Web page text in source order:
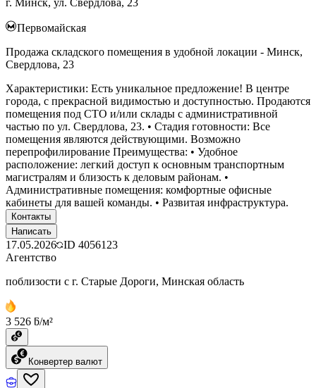
г. Минск, ул. Свердлова, 23
Первомайская
Продажа складского помещения в удобной локации - Минск,
Свердлова, 23
Характеристики: Есть уникальное предложение! В центре
города, с прекрасной видимостью и доступностью. Продаются
помещения под СТО и/или склады с административной
частью по ул. Свердлова, 23. • Стадия готовности: Все
помещения являются действующими. Возможно
перепрофилирование Преимущества: • Удобное
расположение: легкий доступ к основным транспортным
магистралям и близость к деловым районам. •
Административные помещения: комфортные офисные
кабинеты для вашей команды. • Развитая инфраструктура.
Контакты
Написать
17.05.2026 ID 4056123
Агентство
поблизости с г. Старые Дороги, Минская область
3 526 ƃ/м²
Конвертер валют